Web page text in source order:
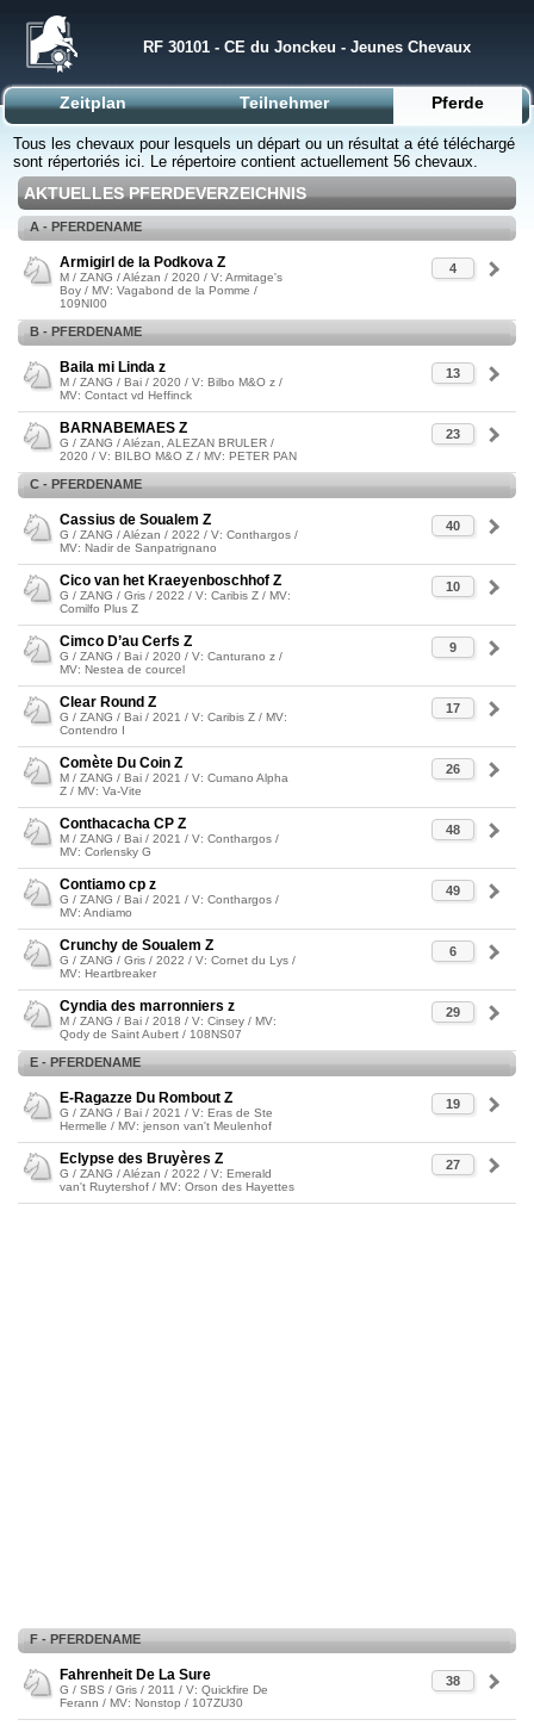
RF 30101 - CE du Jonckeu - Jeunes Chevaux
Zeitplan Teilnehmer Pferde
Tous les chevaux pour lesquels un départ ou un résultat a été téléchargé
sont répertoriés ici. Le répertoire contient actuellement 56 chevaux.
AKTUELLES PFERDEVERZEICHNIS
A - PFERDENAME
4
Armigirl de la Podkova Z
M / ZANG / Alézan / 2020 / V: Armitage's
Boy / MV: Vagabond de la Pomme /
109NI00
B - PFERDENAME
13
Baila mi Linda z
M / ZANG / Bai / 2020 / V: Bilbo M&O z /
MV: Contact vd Heffinck
23
BARNABEMAES Z
G / ZANG / Alézan, ALEZAN BRULER /
2020 / V: BILBO M&O Z / MV: PETER PAN
C - PFERDENAME
40
Cassius de Soualem Z
G / ZANG / Alézan / 2022 / V: Conthargos /
MV: Nadir de Sanpatrignano
10
Cico van het Kraeyenboschhof Z
G / ZANG / Gris / 2022 / V: Caribis Z / MV:
Comilfo Plus Z
9
Cimco D’au Cerfs Z
G / ZANG / Bai / 2020 / V: Canturano z /
MV: Nestea de courcel
17
Clear Round Z
G / ZANG / Bai / 2021 / V: Caribis Z / MV:
Contendro I
26
Comète Du Coin Z
M / ZANG / Bai / 2021 / V: Cumano Alpha
Z / MV: Va-Vite
48
Conthacacha CP Z
M / ZANG / Bai / 2021 / V: Conthargos /
MV: Corlensky G
49
Contiamo cp z
G / ZANG / Bai / 2021 / V: Conthargos /
MV: Andiamo
6
Crunchy de Soualem Z
G / ZANG / Gris / 2022 / V: Cornet du Lys /
MV: Heartbreaker
29
Cyndia des marronniers z
M / ZANG / Bai / 2018 / V: Cinsey / MV:
Qody de Saint Aubert / 108NS07
E - PFERDENAME
19
E-Ragazze Du Rombout Z
G / ZANG / Bai / 2021 / V: Eras de Ste
Hermelle / MV: jenson van't Meulenhof
27
Eclypse des Bruyères Z
G / ZANG / Alézan / 2022 / V: Emerald
van't Ruytershof / MV: Orson des Hayettes
F - PFERDENAME
38
Fahrenheit De La Sure
G / SBS / Gris / 2011 / V: Quickfire De
Ferann / MV: Nonstop / 107ZU30